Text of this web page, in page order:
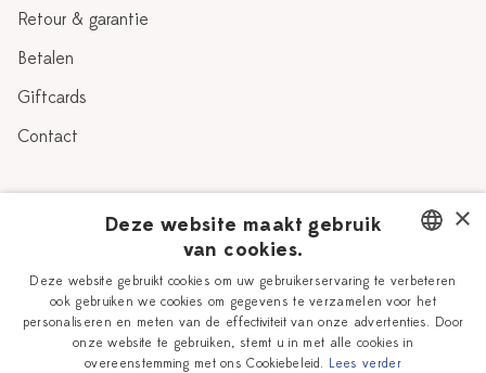
Retour & garantie
Betalen
Giftcards
Contact
Verhaal
Onze plateelschilders
Delfts Blauw
Workshops
Vacatures
DUTCH
ENGLISH
×
Deze website maakt gebruik
van cookies.
Deze website gebruikt cookies om uw gebruikerservaring te verbeteren
ook gebruiken we cookies om gegevens te verzamelen voor het
personaliseren en meten van de effectiviteit van onze advertenties. Door
onze website te gebruiken, stemt u in met alle cookies in
overeenstemming met ons Cookiebeleid. Lees verder